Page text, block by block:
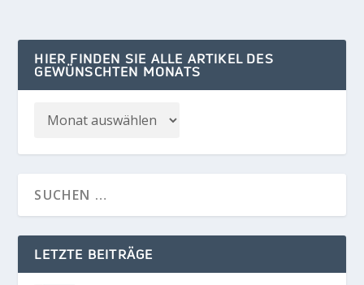
HIER FINDEN SIE ALLE ARTIKEL DES
GEWÜNSCHTEN MONATS
LETZTE BEITRÄGE